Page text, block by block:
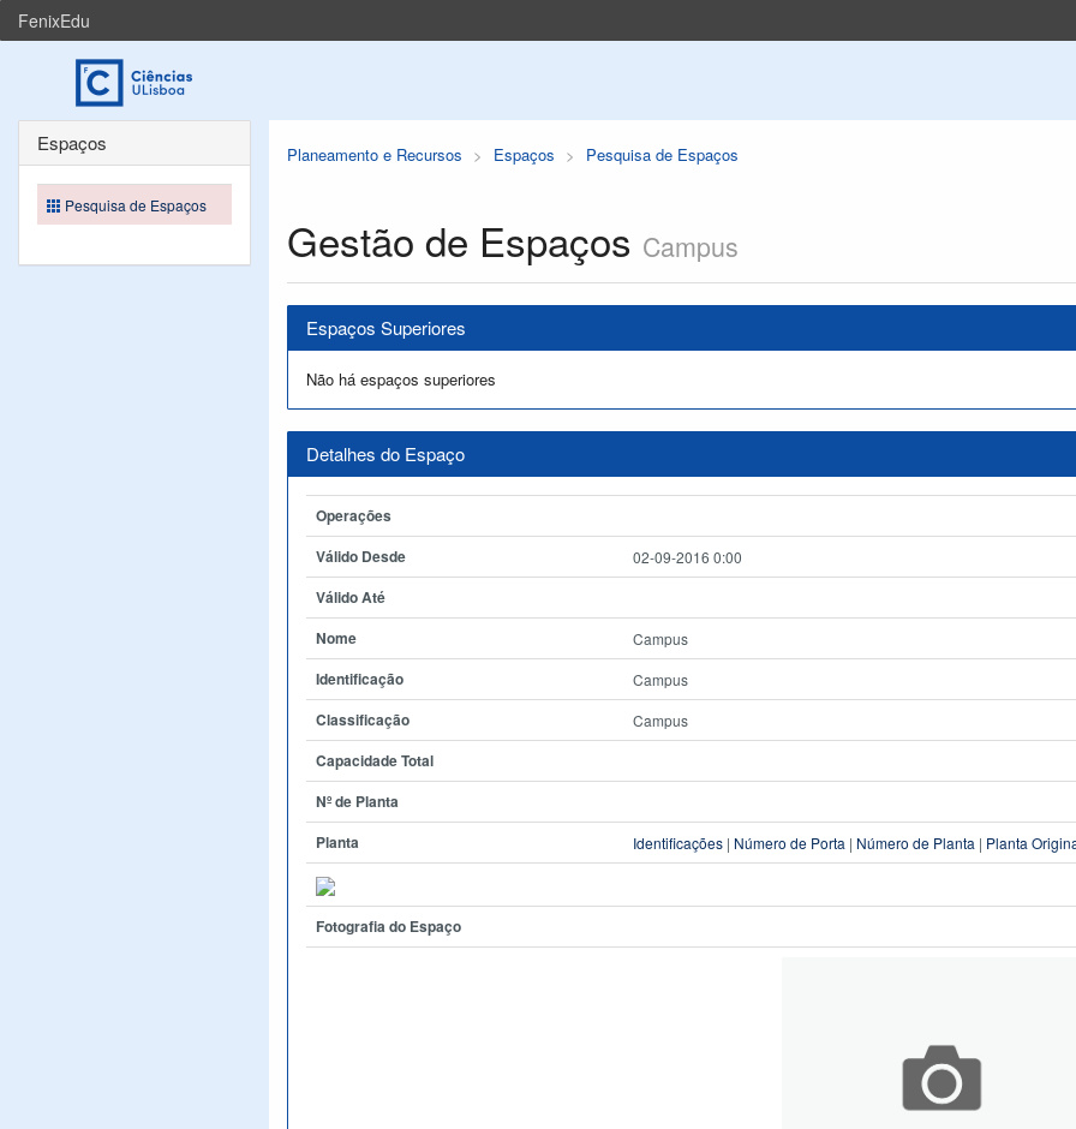
FenixEdu
Planeamento e Recursos Espaços Pesquisa de Espaços
Gestão de Espaços Campus
Espaços Superiores
Não há espaços superiores
Detalhes do Espaço
Operações
Válido Desde
02-09-2016 0:00
Válido Até
Nome
Campus
Identificação Campus
Classificação Campus
Capacidade Total
Nº de Planta
Planta
Identificações | Número de Porta | Número de Planta | Planta
Fotografia do Espaço
Espaços
Pesquisa de Espaços